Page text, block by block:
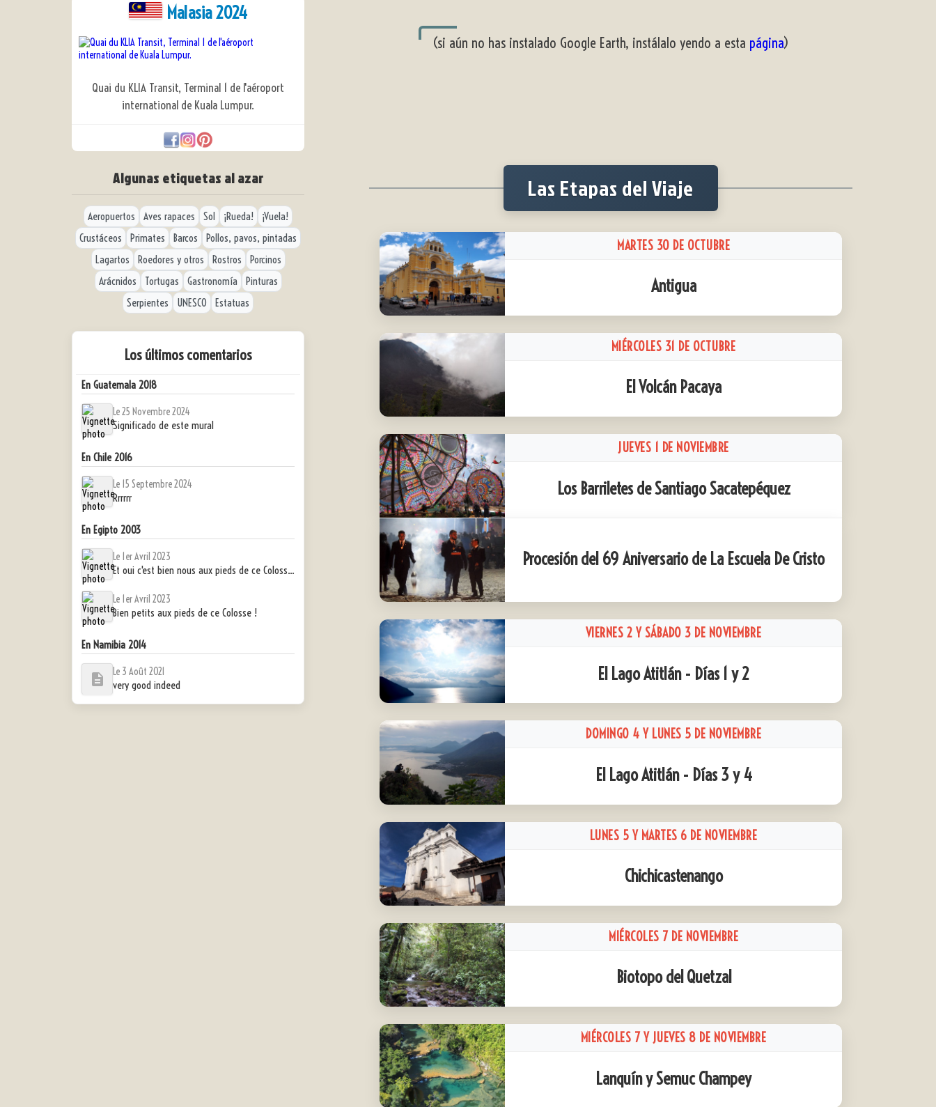
Malasia 2024
Quai du KLIA Transit, Terminal 1 de l'aéroport
international de Kuala Lumpur.
Algunas etiquetas al azar
Aeropuertos Aves rapaces Sol ¡Rueda!
¡Vuela!
Crustáceos
Primates Barcos
Pollos, pavos, pintadas
Lagartos
Roedores y otros Rostros
Porcinos
Arácnidos
Tortugas Gastronomía
Pinturas
Serpientes
UNESCO Estatuas
Los últimos comentarios
En Guatemala 2018
Le 25 Novembre 2024
Significado de este mural
En Chile 2016
Le 15 Septembre 2024
Rrrrrr
En Egipto 2003
Le 1er Avril 2023
Et oui c'est bien nous aux pieds de ce Colosse !
Le 1er Avril 2023
Bien petits aux pieds de ce Colosse !
En Namibia 2014
Le 3 Août 2021
very good indeed
(si aún no has instalado Google Earth, instálalo yendo a esta página)
Las Etapas del Viaje
MARTES 30 DE OCTUBRE
Antigua
MIÉRCOLES 31 DE OCTUBRE
El Volcán Pacaya
JUEVES 1 DE NOVIEMBRE
Los Barriletes de Santiago Sacatepéquez
Procesión del 69 Aniversario de La Escuela De Cristo
VIERNES 2 Y SÁBADO 3 DE NOVIEMBRE
El Lago Atitlán - Días 1 y 2
DOMINGO 4 Y LUNES 5 DE NOVIEMBRE
El Lago Atitlán - Días 3 y 4
LUNES 5 Y MARTES 6 DE NOVIEMBRE
Chichicastenango
MIÉRCOLES 7 DE NOVIEMBRE
Biotopo del Quetzal
MIÉRCOLES 7 Y JUEVES 8 DE NOVIEMBRE
Lanquín y Semuc Champey